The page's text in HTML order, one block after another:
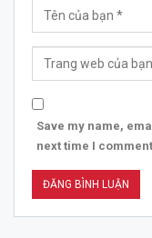
Save my name,
next time I